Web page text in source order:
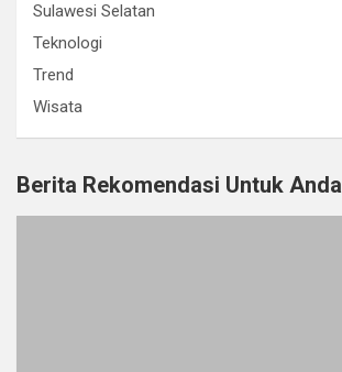
Sulawesi Selatan
Teknologi
Trend
Wisata
Berita Rekomendasi Untuk Anda